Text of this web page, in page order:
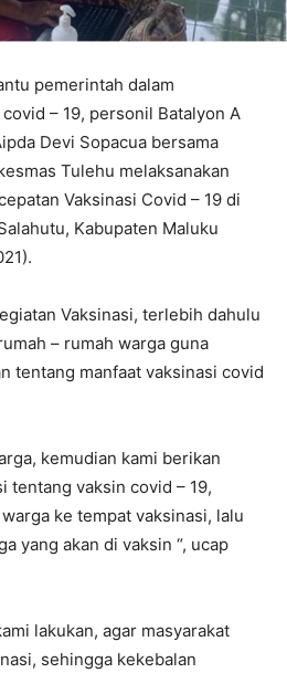
pemerintah dalam
– 19, personil Batalyon A
Devi Sopacua bersama
Tulehu melaksanakan
Vaksinasi Covid – 19 di
Kabupaten Maluku
Vaksinasi, terlebih dahulu
– rumah warga guna
tentang manfaat vaksinasi covid
kemudian kami berikan
tentang vaksin covid – 19,
ke tempat vaksinasi, lalu
yang akan di vaksin “, ucap
lakukan, agar masyarakat
sehingga kekebalan